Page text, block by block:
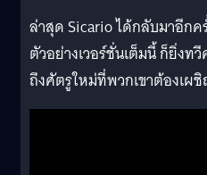
ล่าสุด Sicario ได้กลับมาอีกค
ตัวอย่างเวอร์ชั่นเต็มนี้ ก็ยิ่งท
ถึงศัตรูใหม่ที่พวกเขาต้องเผ